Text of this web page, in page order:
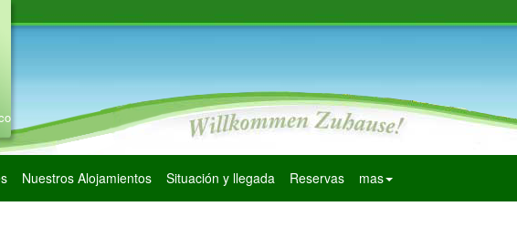
Nuestros Alojamientos Situación y llegada Reservas mas